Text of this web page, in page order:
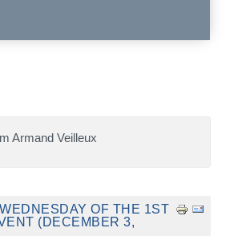
Armand Veilleux
OF THE 1ST
(DECEMBER 3,